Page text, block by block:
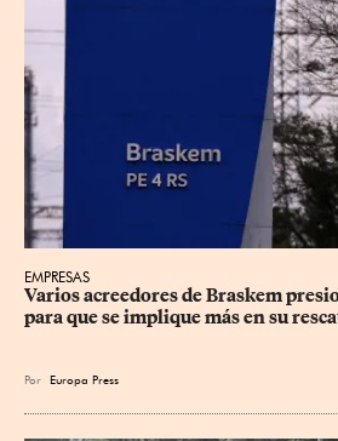
EMPRESAS
Varios acreedores de Braskem
para que se implique más en su
Por Europa Press